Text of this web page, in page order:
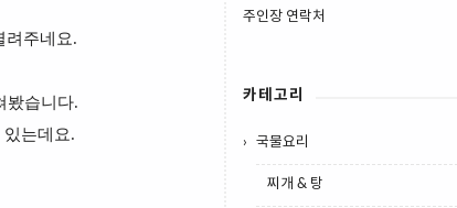
려주네요.
봤습니다.
는데요.
주인장 연락처
카테고리
국물요리
찌개 & 탕